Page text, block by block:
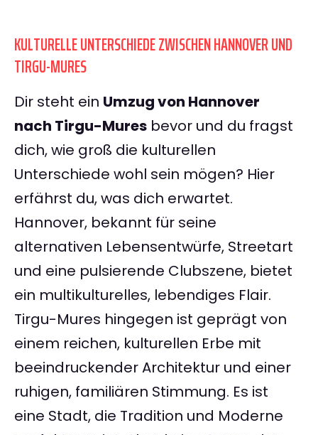
KULTURELLE UNTERSCHIEDE ZWISCHEN HANNOVER UND
TIRGU-MURES
Dir steht ein Umzug von Hannover
nach Tirgu-Mures bevor und du fragst
dich, wie groß die kulturellen
Unterschiede wohl sein mögen? Hier
erfährst du, was dich erwartet.
Hannover, bekannt für seine
alternativen Lebensentwürfe, Streetart
und eine pulsierende Clubszene, bietet
ein multikulturelles, lebendiges Flair.
Tirgu-Mures hingegen ist geprägt von
einem reichen, kulturellen Erbe mit
beeindruckender Architektur und einer
ruhigen, familiären Stimmung. Es ist
eine Stadt, die Tradition und Moderne